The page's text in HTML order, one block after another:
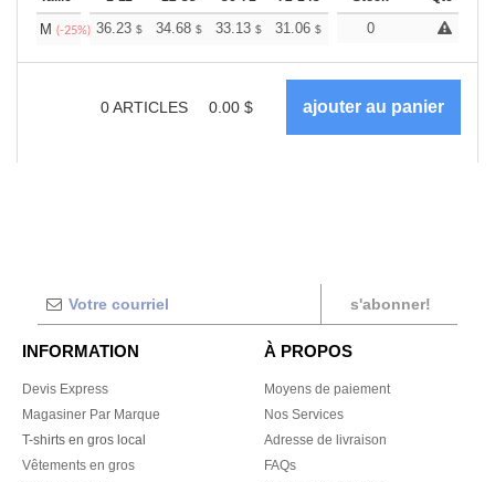
M (-25%) 36.23 $ 34.68 $ 33.13 $ 31.06 $ 29.50 $
0
0ARTICLES 0.00 $
s'abonner!
INFORMATION
Devis Express
Magasiner Par Marque
T-shirts en gros local
Vêtements en gros
À PROPOS
Moyens de paiement
Nos Services
Adresse de livraison
FAQs